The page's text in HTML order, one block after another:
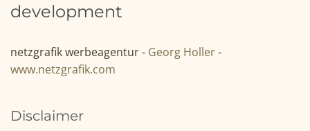
development
netzgrafik werbeagentur - Georg Holler-
www.netzgrafik.com
Disclaimer